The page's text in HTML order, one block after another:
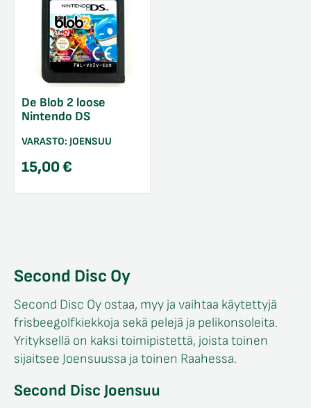
De Blob 2 loose
Nintendo DS
VARASTO: JOENSUU
15,00€
Second Disc Oy
Second Disc Oy ostaa, myy ja vaihtaa käytettyjä
frisbeegolfkiekkoja sekä pelejä ja pelikonsoleita.
Yrityksellä on kaksi toimipistettä, joista toinen
sijaitsee Joensuussa ja toinen Raahessa.
Second Disc Joensuu